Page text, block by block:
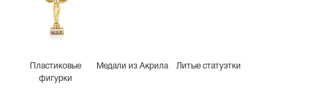
Пластиковые
фигурки
Медали из Акрила Литые статуэтки